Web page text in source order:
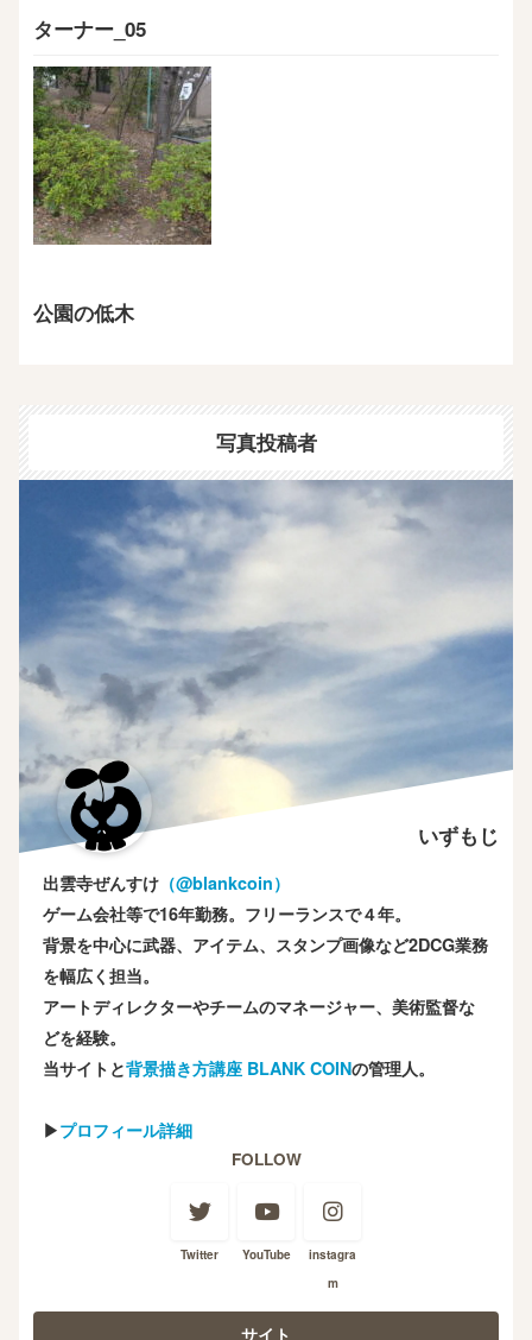
ターナー_05
公園の低木
写真投稿者
いずもじ
出雲寺ぜんすけ （‎@blankcoin）
ゲーム会社等で16年勤務。フリーランスで４年。
背景を中心に武器、アイテム、スタンプ画像など2DCG業務
を幅広く担当。
アートディレクターやチームのマネージャー、美術監督な
どを経験。
当サイトと背景描き方講座 BLANK COINの管理人。
▶プロフィール詳細
FOLLOW
Twitter YouTube
instagra
m